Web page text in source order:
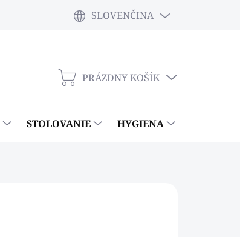
SLOVENČINA
NÁKUPNÝ
PRÁZDNY KOŠÍK
STOLOVANIE HYGIENA